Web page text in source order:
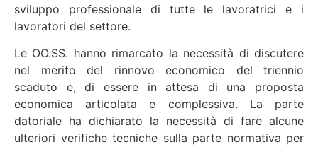
sviluppo professionale di tutte le lavoratrici e i
lavoratori del settore.
Le OO.SS. hanno rimarcato la necessità di discutere
nel merito del rinnovo economico del triennio
scaduto e, di essere in attesa di una proposta
economica articolata e complessiva. La parte
datoriale ha dichiarato la necessità di fare alcune
ulteriori verifiche tecniche sulla parte normativa per